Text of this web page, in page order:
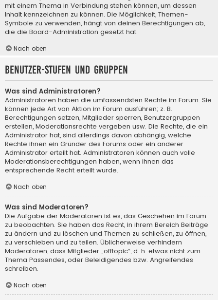
mit einem Thema in Verbindung stehen können, um dessen
Inhalt kennzeichnen zu können. Die Möglichkeit, Themen-
Symbole zu verwenden, hängt von deinen Berechtigungen ab,
die die Board-Administration gesetzt hat.
Nach oben
Benutzer-Stufen und Gruppen
Was sind Administratoren?
Administratoren haben die umfassendsten Rechte im Forum. Sie
können jede Art von Aktion im Forum ausführen; z. B.
Berechtigungen setzen, Mitglieder sperren, Benutzergruppen
erstellen, Moderationsrechte vergeben usw. Die Rechte, die ein
Administrator hat, sind allerdings davon abhängig, welche
Rechte ihnen ein Gründer des Forums oder ein anderer
Administrator erteilt hat. Administratoren können auch volle
Moderationsberechtigungen haben, wenn ihnen das
entsprechende Recht erteilt wurde.
Nach oben
Was sind Moderatoren?
Die Aufgabe der Moderatoren ist es, das Geschehen im Forum
zu beobachten. Sie haben das Recht, in ihrem Bereich Beiträge
zu ändern und zu löschen und Themen zu schließen, zu öffnen,
zu verschieben und zu teilen. Üblicherweise verhindern
Moderatoren, dass Mitglieder „offtopic“, d. h. etwas nicht zum
Thema Passendes, oder Beleidigendes bzw. Angreifendes
schreiben.
Nach oben